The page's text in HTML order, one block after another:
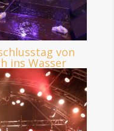
von
ins Wasser